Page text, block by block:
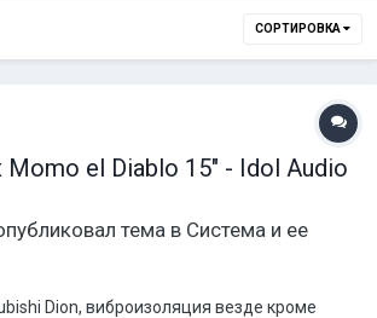
СОРТИРОВКА
Momo el Diablo 15" - Idol Audio
тема в Система и ее
Dion, виброизоляция везде кроме